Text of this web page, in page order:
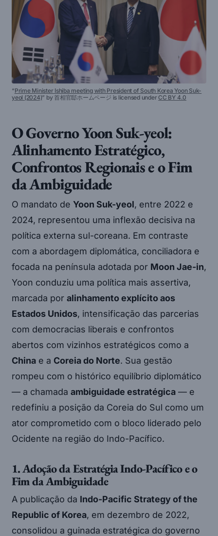
“Prime Minister Ishiba meeting with President of South Korea Yoon Suk-
yeol (2024)” by 首相官邸ホームページ is licensed underCC BY 4.0
O Governo Yoon Suk-yeol:
Alinhamento Estratégico,
Confrontos Regionais e o Fim
da Ambiguidade
O mandato de Yoon Suk-yeol, entre 2022 e
2024, representou uma inflexão decisiva na
política externa sul-coreana. Em contraste
com a abordagem diplomática, conciliadora e
focada na península adotada por Moon Jae-in,
Yoon conduziu uma política mais assertiva,
marcada por alinhamento explícito aos
Estados Unidos, intensificação das parcerias
com democracias liberais e confrontos
abertos com vizinhos estratégicos como a
China e a Coreia do Norte. Sua gestão
rompeu com o histórico equilíbrio diplomático
— a chamada ambiguidade estratégica — e
redefiniu a posição da Coreia do Sul como um
ator comprometido com o bloco liderado pelo
Ocidente na região do Indo-Pacífico.
1. Adoção da Estratégia Indo-Pacífico e o
Fim da Ambiguidade
A publicação da Indo-Pacific Strategy of the
Republic of Korea, em dezembro de 2022,
consolidou a guinada estratégica do governo